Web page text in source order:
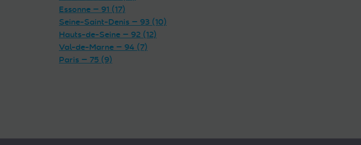
Essonne — 91 (17)
Seine-Saint-Denis — 93 (10)
Hauts-de-Seine — 92 (12)
Val-de-Marne — 94 (7)
Paris — 75 (9)